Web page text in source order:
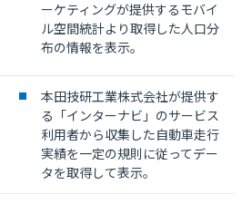
ーケティングが提供するモバイ
ル空間統計より取得した人口分
布の情報を表示。
本田技研工業株式会社が提供す
る「インターナビ」のサービス
利用者から収集した自動車走行
実績を一定の規則に従ってデー
タを取得して表示。